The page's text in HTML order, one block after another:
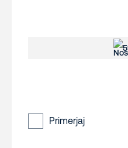
Primerjaj